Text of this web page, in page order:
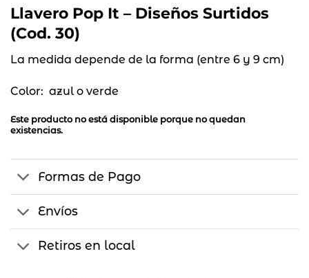
Llavero Pop It – Diseños Surtidos
(Cod. 30)
La medida depende de la forma (entre 6 y 9 cm)
Color: azul o verde
Este producto no está disponible porque no quedan
existencias.
Formas de Pago
Envíos
Retiros en local